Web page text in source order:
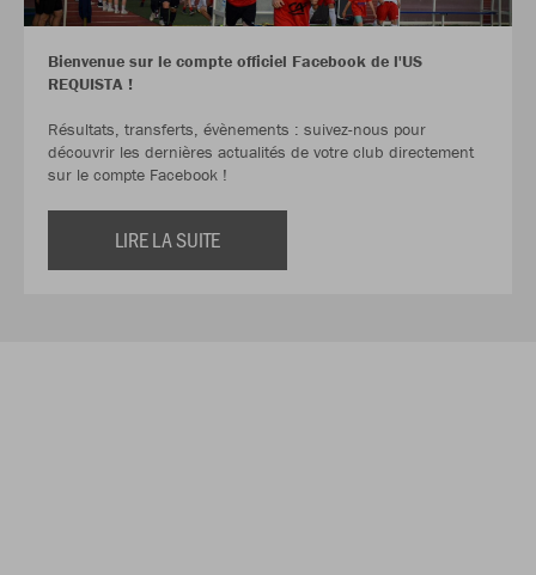
Bienvenue sur le compte officiel Facebook de l'US
REQUISTA !
Résultats, transferts, évènements : suivez-nous pour
découvrir les dernières actualités de votre club directement
sur le compte Facebook !
LIRE LA SUITE